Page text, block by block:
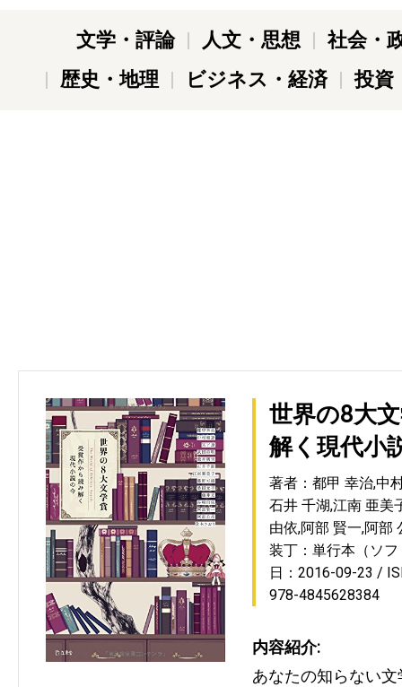
文学・評論 人文・思想
社会・
歴史・地理
ビジネス・経済 投資
世界の8大
解く現代小
著者：都甲 幸治,中
石井 千湖,江南 亜美
由依,阿部 賢一,阿部
装丁：単行本（ソ
日：2016-09-23
978-4845628384
内容紹介:
あなたの知らない